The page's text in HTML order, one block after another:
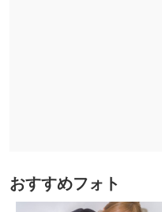
おすすめフォト